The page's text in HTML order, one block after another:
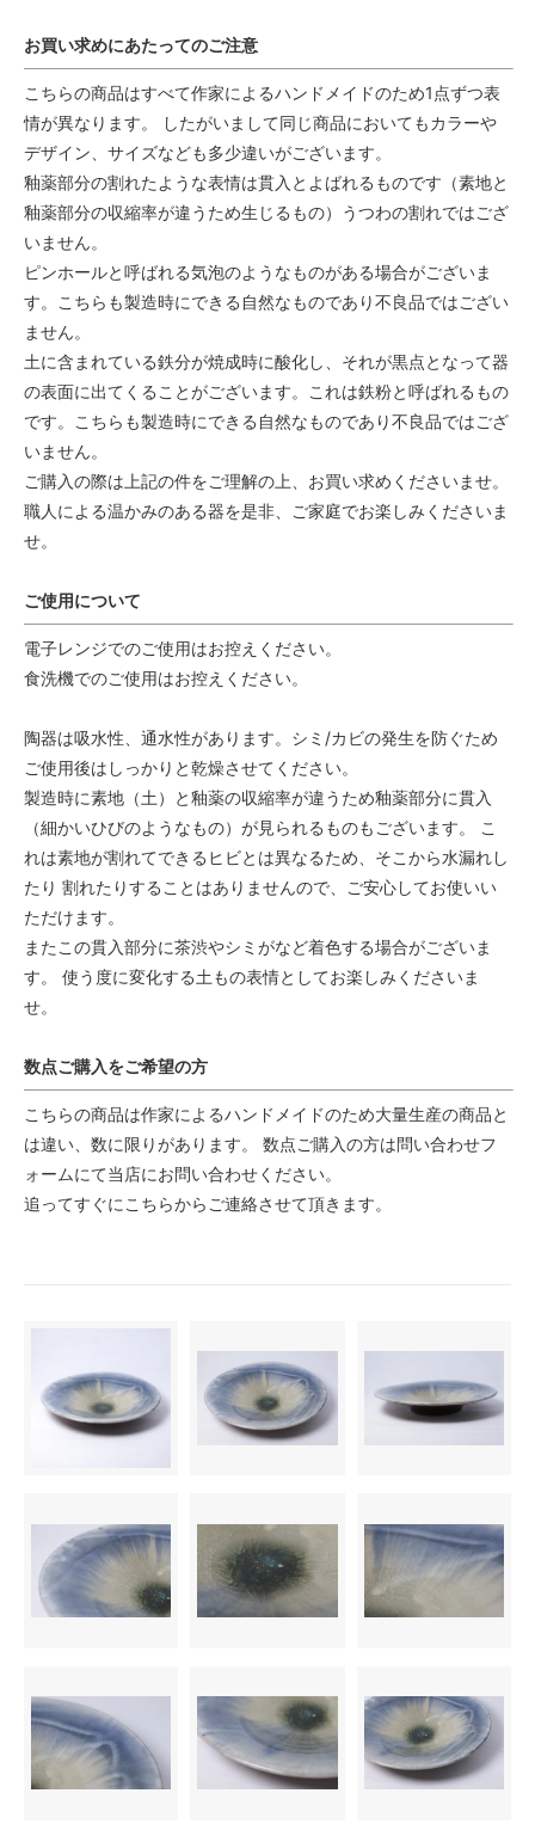
お買い求めにあたってのご注意
こちらの商品はすべて作家によるハンドメイドのため1点ずつ表
情が異なります。 したがいまして同じ商品においてもカラーや
デザイン、サイズなども多少違いがございます。
釉薬部分の割れたような表情は貫入とよばれるものです（素地と
釉薬部分の収縮率が違うため生じるもの）うつわの割れではござ
いません。
ピンホールと呼ばれる気泡のようなものがある場合がございま
す。こちらも製造時にできる自然なものであり不良品ではござい
ません。
土に含まれている鉄分が焼成時に酸化し、それが黒点となって器
の表面に出てくることがございます。これは鉄粉と呼ばれるもの
です。こちらも製造時にできる自然なものであり不良品ではござ
いません。
ご購入の際は上記の件をご理解の上、お買い求めくださいませ。
職人による温かみのある器を是非、ご家庭でお楽しみくださいま
せ。
ご使用について
電子レンジでのご使用はお控えください。
食洗機でのご使用はお控えください。
陶器は吸水性、通水性があります。シミ/カビの発生を防ぐため
ご使用後はしっかりと乾燥させてください。
製造時に素地（土）と釉薬の収縮率が違うため釉薬部分に貫入
（細かいひびのようなもの）が見られるものもございます。 こ
れは素地が割れてできるヒビとは異なるため、そこから水漏れし
たり 割れたりすることはありませんので、ご安心してお使いい
ただけます。
またこの貫入部分に茶渋やシミがなど着色する場合がございま
す。 使う度に変化する土もの表情としてお楽しみくださいま
せ。
数点ご購入をご希望の方
こちらの商品は作家によるハンドメイドのため大量生産の商品と
は違い、数に限りがあります。 数点ご購入の方は問い合わせフ
ォームにて当店にお問い合わせください。
追ってすぐにこちらからご連絡させて頂きます。